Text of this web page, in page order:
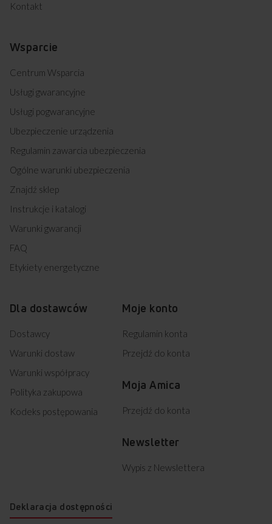
Kontakt
Wsparcie
Centrum Wsparcia
Usługi gwarancyjne
Usługi pogwarancyjne
Ubezpieczenie urządzenia
Regulamin zawarcia ubezpieczenia
Ogólne warunki ubezpieczenia
Znajdź sklep
Instrukcje i katalogi
Warunki gwarancji
FAQ
Etykiety energetyczne
Dla dostawców
Dostawcy
Warunki dostaw
Warunki współpracy
Polityka zakupowa
Kodeks postępowania
Moje konto
Regulamin konta
Przejdź do konta
Moja Amica
Przejdź do konta
Newsletter
Wypis z Newslettera
Deklaracja dostępności